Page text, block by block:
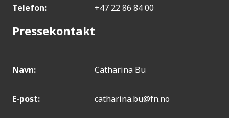
Telefon: +47 22 86 84 00
Pressekontakt
Navn: Catharina Bu
E-post: catharina.bu@fn.no